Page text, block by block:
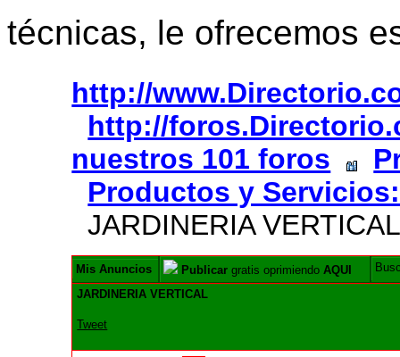
técnicas, le ofrecemos
http://
http://
nuestros 101 foros
Productos y
JARDINERIA
Mis Anuncios Publicar gratis oprimiendoAQUI
JARDINERIA VERTICAL
Tweet